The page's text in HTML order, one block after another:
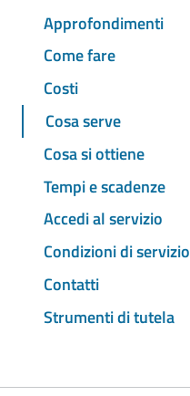
Approfondimenti
Come fare
Costi
Cosa serve
Cosa si ottiene
Tempi e scadenze
Accedi al servizio
Condizioni di servizio
Contatti
Strumenti di tutela